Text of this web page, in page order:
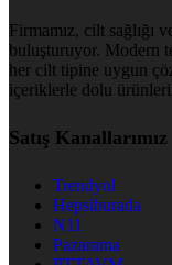
Firmamız, cilt sağlığı
buluşturuyor. Modern
her cilt tipine uygun
içeriklerle dolu
Satış Kanallarımız
Trendyol
Hepsiburada
N11
Pazarama